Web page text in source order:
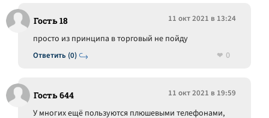
Гость 18 11 окт 2021 в 13:24
Ответить (0)
просто из принципа в торговый не пойду
0
Гость 644 11 окт 2021 в 19:59
У многих ещё пользуются плюшевыми телефонами,